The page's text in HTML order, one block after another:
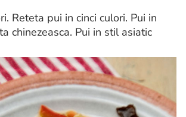
Reteta pui in cinci culori. Pui in
chinezeasca. Pui in stil asiatic